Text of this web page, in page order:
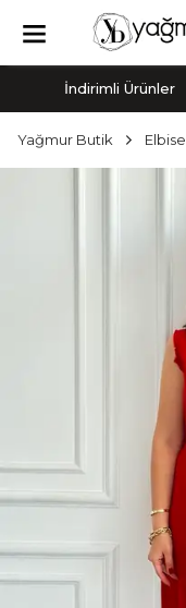
İndirimli Ürünler
Yağmur Butik Elbise